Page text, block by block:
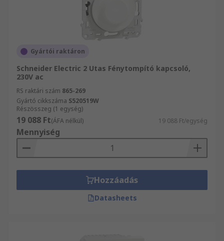
Gyártói raktáron
Schneider Electric 2 Utas Fénytompító kapcsoló,
230V ac
RS raktári szám 865-269
Gyártó cikkszáma S520519W
Részösszeg (1 egység)
19 088 Ft(ÁFA nélkül) 19 088 Ft/egység
Mennyiség
Hozzáadás
Datasheets